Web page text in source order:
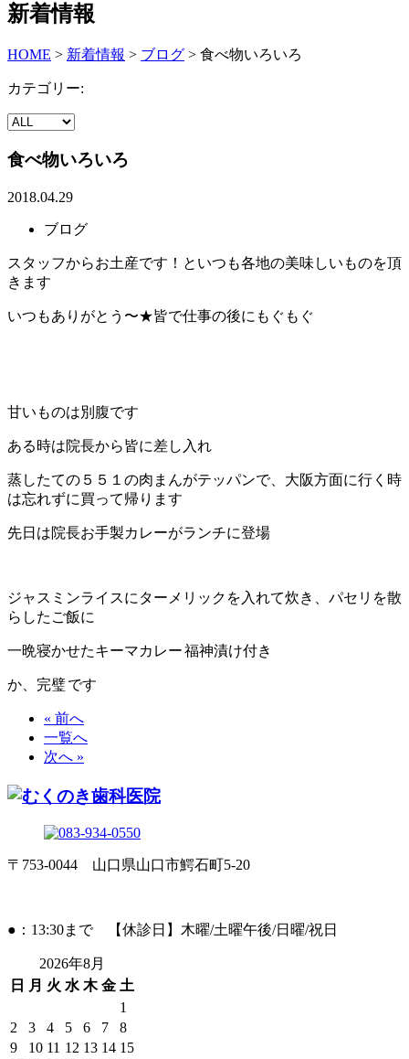
新着情報
HOME > 新着情報 > ブログ > 食べ物いろいろ
カテゴリー:
食べ物いろいろ
2018.04.29
ブログ
スタッフからお土産です！といつも各地の美味しいものを頂
きます
いつもありがとう〜★皆で仕事の後にもぐもぐ
甘いものは別腹です
ある時は院長から皆に差し入れ
蒸したての５５１の肉まんがテッパンで、大阪方面に行く時
は忘れずに買って帰ります
先日は院長お手製カレーがランチに登場
ジャスミンライスにターメリックを入れて炊き、パセリを散
らしたご飯に
一晩寝かせたキーマカレー福神漬け付き
か、完璧です
« 前へ
一覧へ
次へ »
〒753-0044 山口県山口市鰐石町5-20
●：13:30まで 【休診日】木曜/土曜午後/日曜/祝日
2026年8月
日
月 火 水 木 金 土
1
2
3 4 5 6 7
8
9
10 11 12 13 14 15